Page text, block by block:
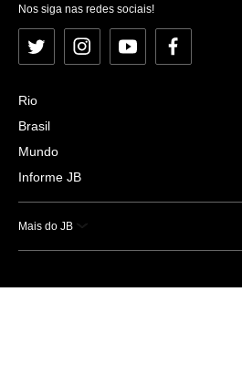
Nos siga nas redes sociais!
Twitter InstagramYouTubeFacebook
Rio
Brasil
Mundo
Informe JB
Mais do JB
Esportes